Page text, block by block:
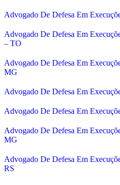
Advogado De Defesa Em
Advogado De Defesa Em
– TO
Advogado De Defesa Em
MG
Advogado De Defesa Em
Advogado De Defesa Em
Advogado De Defesa Em
MG
Advogado De Defesa Em
RS